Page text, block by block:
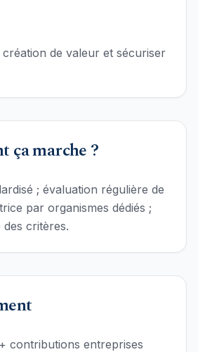
de valeur et sécuriser
ça marche ?
; évaluation régulière de
par organismes dédiés ;
critères.
contributions entreprises